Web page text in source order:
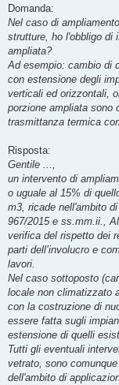
i
o
Domanda:
Nel caso di
strutture, ho l'obbligo di
ampliata?
Ad esempio: cambio di
con estensione degli
verticali ed orizzontali,
porzione ampliata sono
trasmittanza termica
Risposta:
Gentile ...,
un intervento di
o uguale al 15% di
m3, ricade nell'ambito
967/2015 e ss.mm.ii.,
verifica del rispetto dei
parti dell’involucro e
lavori.
Nel caso sottoposto
locale non climatizzato
con la costruzione di
essere fatta sugli
estensione di quelli
Tutti gli eventuali
vetrato, sono
dell'ambito di